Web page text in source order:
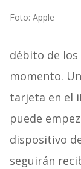
Foto: Apple
débito de
momento.
tarjeta en el
puede
dispositivo
seguirán